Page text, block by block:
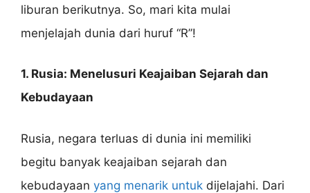
liburan berikutnya. So, mari kita mulai
menjelajah dunia dari huruf “R”!
1. Rusia: Menelusuri Keajaiban Sejarah dan
Kebudayaan
Rusia, negara terluas di dunia ini memiliki
begitu banyak keajaiban sejarah dan
kebudayaan yang menarik untuk dijelajahi. Dari